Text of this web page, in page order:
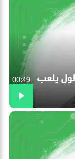
يلعب 00:49